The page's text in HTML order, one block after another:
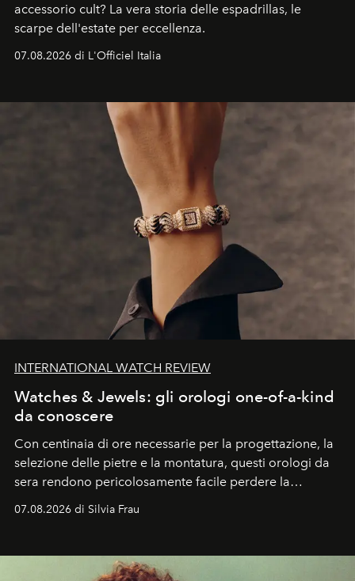
accessorio cult? La vera storia delle espadrillas, le
scarpe dell'estate per eccellenza.
07.08.2026 di L'Officiel Italia
INTERNATIONAL WATCH REVIEW
Watches & Jewels: gli orologi one-of-a-kind
da conoscere
Con centinaia di ore necessarie per la progettazione, la
selezione delle pietre e la montatura, questi orologi da
sera rendono pericolosamente facile perdere la
07.08.2026 di Silvia Frau